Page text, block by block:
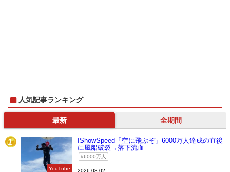
人気記事ランキング
最新 全期間
1
YouTube
IShowSpeed「空に飛ぶぞ」6000万人達成の直後
に風船破裂→落下流血
6000万人
2026.08.02